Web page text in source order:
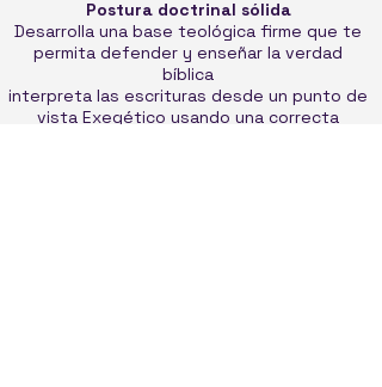
Postura doctrinal sólida
Desarrolla una base teológica firme que te
permita defender y enseñar la verdad
bíblica
interpreta las escrituras desde un punto de
vista Exegético usando una correcta